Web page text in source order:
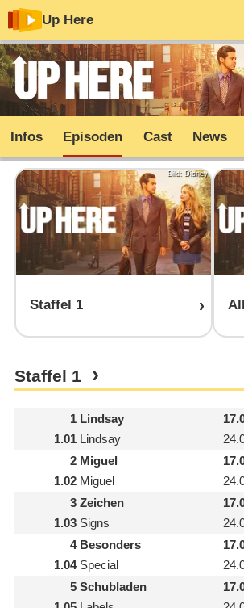
Up Here
Infos Episoden Cast News
Bild: Disney
Staffel 1
Staffel 1
1
1.01
Lindsay
Lindsay
2
1.02
Miguel
Miguel
3
1.03
Zeichen
Signs
4
1.04
Besonders
Special
5 Schubladen